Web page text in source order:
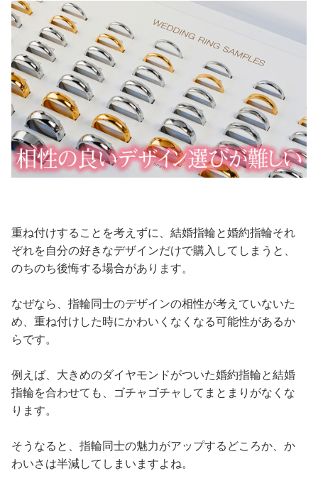
重ね付けすることを考えずに、結婚指輪と婚約指輪それ
ぞれを自分の好きなデザインだけで購入してしまうと、
のちのち後悔する場合があります。
なぜなら、指輪同士のデザインの相性が考えていないた
め、重ね付けした時にかわいくなくなる可能性があるか
らです。
例えば、大きめのダイヤモンドがついた婚約指輪と結婚
指輪を合わせても、ゴチャゴチャしてまとまりがなくな
ります。
そうなると、指輪同士の魅力がアップするどころか、か
わいさは半減してしまいますよね。